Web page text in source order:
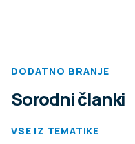
DODATNO BRANJE
Sorodni članki
VSE IZ TEMATIKE